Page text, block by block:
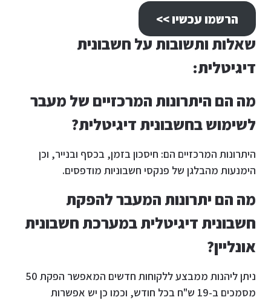
הרשמו עכשיו >>
שאלות ותשובות על חשבונית
דיגיטלית:
מה הם היתרונות המרכזיים של מעבר
לשימוש בחשבונית דיגיטלית?
היתרונות המרכזיים הם: חיסכון בזמן, בכסף ובנייר, וכן
הימנעות מהבלגן של פנקסי חשבוניות מודפסים.
מה הם יתרונות המעבר להפקת
חשבונית דיגיטלית במערכת חשבונית
אונליין?
ניתן ליהנות ממבצע ללקוחות חדשים המאפשר הפקת 50
מסמכים ב-19 ש"ח בכל חודש, וכמו כן יש אפשרות